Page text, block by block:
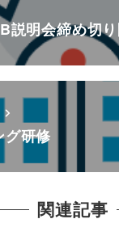
説明会締め切
グ研修
関連記事